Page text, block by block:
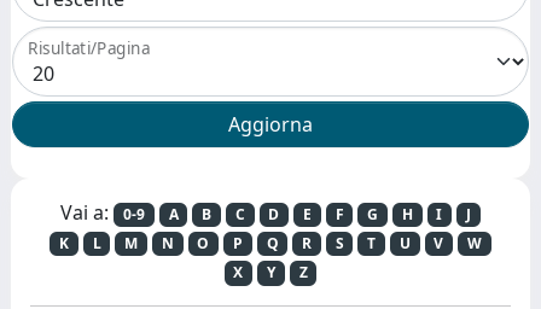
Risultati/Pagina
Vai a: 0-9 A B C D E F G H I
J
K
L M N O P Q R S T U V
W
X
Y Z